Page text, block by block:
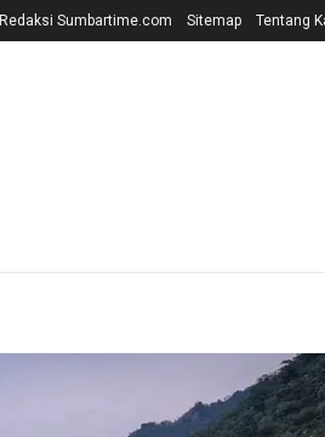
Redaksi Sumbartime.com Sitemap Tentang